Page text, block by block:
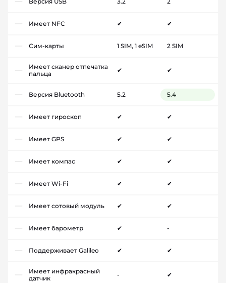
Имеет NFC ✔ ✔
Сим-карты 1 SIM, 1 eSIM 2 SIM
Имеет сканер отпечатка
пальца
✔ ✔
Версия Bluetooth 5.2 5.4
Имеет гироскоп ✔ ✔
Имеет GPS ✔ ✔
Имеет компас ✔ ✔
Имеет Wi-Fi ✔ ✔
Имеет сотовый модуль ✔ ✔
Имеет барометр ✔ -
Поддерживает Galileo ✔ ✔
Имеет инфракрасный
датчик
- ✔